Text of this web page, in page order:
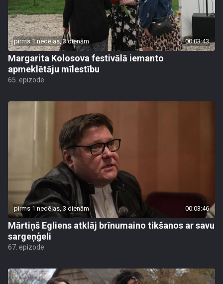
pirms 1 nedēļas, 3 dienām 00:03:43
Margarita Kolosova festivālā iemanto
apmeklētāju mīlestību
65. epizode
pirms 1 nedēļas, 3 dienām 00:03:46
Mārtiņš Egliens atklāj brīnumaino tikšanos ar savu
sargeņģeli
67. epizode